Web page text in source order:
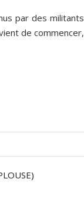
par des militants
de commencer,